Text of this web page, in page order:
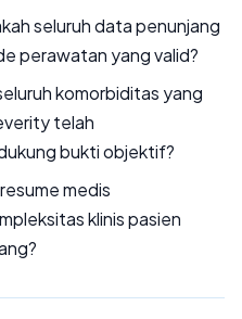
seluruh data penunjang
perawatan yang valid?
komorbiditas yang
telah
bukti objektif?
medis
klinis pasien